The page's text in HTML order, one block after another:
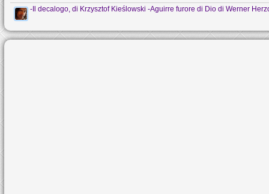
-Il decalogo, di Krzysztof Kieślowski -Aguirre furore di Dio di Werner